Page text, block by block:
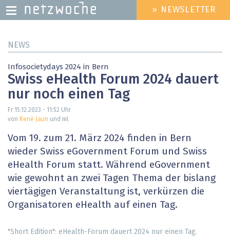
zum
HEADER
MENU
» NEWSLETTER
NEWS
Infosocietydays 2024 in Bern
Swiss eHealth Forum 2024 dauert
nur noch einen Tag
Fr 15.12.2023 - 11:52 Uhr
von René Jaun und ml
Vom 19. zum 21. März 2024 finden in Bern
wieder Swiss eGovernment Forum und Swiss
eHealth Forum statt. Während eGovernment
wie gewohnt an zwei Tagen Thema der bislang
viertägigen Veranstaltung ist, verkürzen die
Organisatoren eHealth auf einen Tag.
"Short Edition": eHealth-Forum dauert 2024 nur einen Tag.